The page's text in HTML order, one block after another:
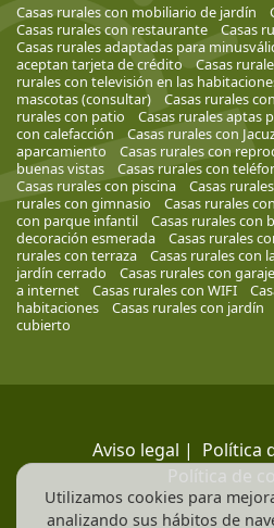
Casas rurales con mobiliario de jardín
Casas rurales con restaurante
Casas
Casas rurales adaptadas para
aceptan tarjeta de crédito
Casas
rurales con televisión en las
mascotas (consultar)
Casas rurales
rurales con patio
Casas rurales aptas
con calefacción
Casas rurales con
aparcamiento
Casas rurales con
buenas vistas
Casas rurales con
Casas rurales con piscina
Casas
rurales con gimnasio
Casas rurales
con parque infantil
Casas rurales con
decoración esmerada
Casas rurales
rurales con terraza
Casas rurales con
jardín cerrado
Casas rurales con garaje
a internet
Casas rurales con WIFI
habitaciones
Casas rurales con jardín
cubierto
Aviso legal | Política
Política de
Utilizamos cookies para
analizando sus hábitos de